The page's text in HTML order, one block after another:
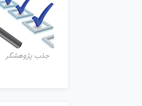
جذب پژوهشگر